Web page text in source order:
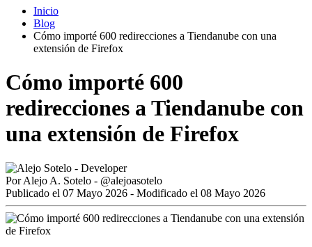
Inicio
Blog
Cómo importé 600 redirecciones a Tiendanube con una
extensión de Firefox
Cómo importé 600
redirecciones a Tiendanube con
una extensión de Firefox
PorAlejo A. Sotelo - @alejoasotelo
Publicado el 07 Mayo 2026 - Modificado el 08 Mayo 2026